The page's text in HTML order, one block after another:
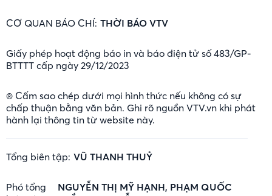
CƠ QUAN BÁO CHÍ: THỜI BÁO VTV
Giấy phép hoạt động báo in và báo điện tử số 483/GP-
BTTTT cấp ngày 29/12/2023
® Cấm sao chép dưới mọi hình thức nếu không có sự
chấp thuận bằng văn bản. Ghi rõ nguồn VTV.vn khi phát
hành lại thông tin từ website này.
Tổng biên tập: VŨ THANH THUỶ
Phó tổng
NGUYỄN THỊ MỸ HẠNH, PHẠM QUỐC